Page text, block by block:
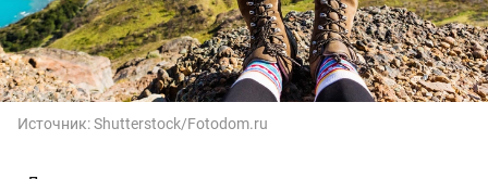
Источник:Shutterstock/Fotodom.ru